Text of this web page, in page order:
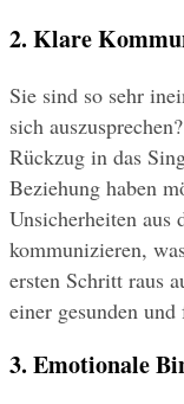
2. Klare
Sie sind so sehr
sich
Rückzug in das
Beziehung haben
Unsicherheiten aus
kommunizieren,
ersten Schritt raus
einer gesunden und
3. Emotionale